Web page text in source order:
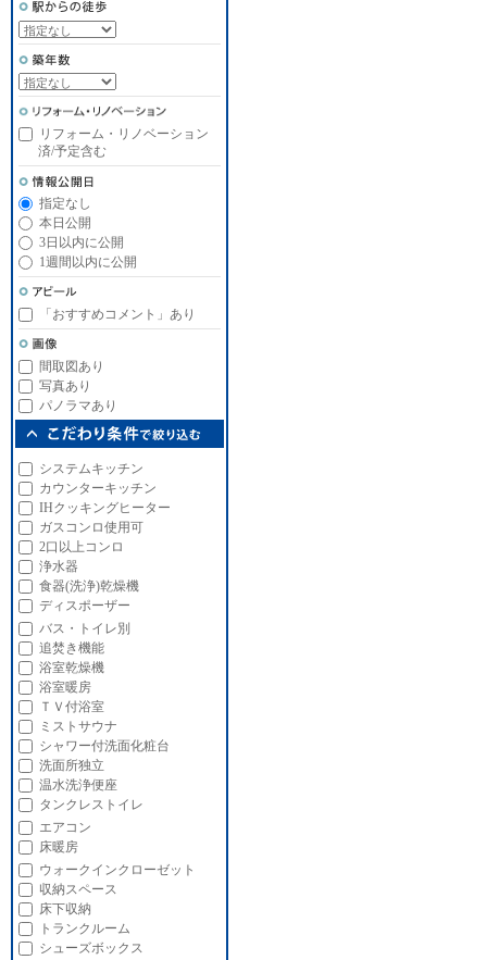
リフォーム・リノベーション
済/予定含む
指定なし
本日公開
3日以内に公開
1週間以内に公開
「おすすめコメント」あり
間取図あり
写真あり
パノラマあり
システムキッチン
カウンターキッチン
IHクッキングヒーター
ガスコンロ使用可
2口以上コンロ
浄水器
食器(洗浄)乾燥機
ディスポーザー
バス・トイレ別
追焚き機能
浴室乾燥機
浴室暖房
ＴＶ付浴室
ミストサウナ
シャワー付洗面化粧台
洗面所独立
温水洗浄便座
タンクレストイレ
エアコン
床暖房
ウォークインクローゼット
収納スペース
床下収納
トランクルーム
シューズボックス